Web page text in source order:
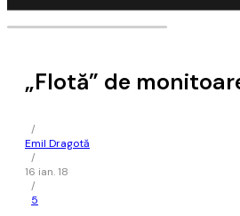
„Flotă” de
/
Emil Dragotă
/
16 ian. 18
/
5